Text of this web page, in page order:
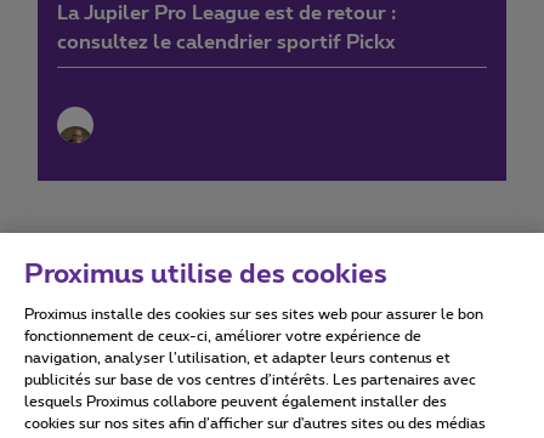
La Jupiler Pro League est de retour :
consultez le calendrier sportif Pickx
Conditions d'utilisation Accessibility statement
Proximus utilise des cookies
Proximus installe des cookies sur ses sites web pour assurer le bon
fonctionnement de ceux-ci, améliorer votre expérience de
navigation, analyser l’utilisation, et adapter leurs contenus et
publicités sur base de vos centres d’intérêts. Les partenaires avec
lesquels Proximus collabore peuvent également installer des
cookies sur nos sites afin d’afficher sur d'autres sites ou des médias